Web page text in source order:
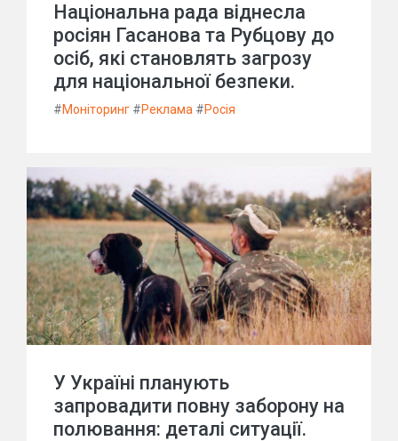
Національна рада віднесла
росіян Гасанова та Рубцову до
осіб, які становлять загрозу
для національної безпеки.
#Моніторинг #Реклама #Росія
У Україні планують
запровадити повну заборону на
полювання: деталі ситуації.